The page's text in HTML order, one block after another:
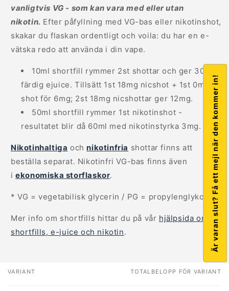
vanligtvis VG - som kan vara med eller utan
nikotin. Efter påfyllning med VG-bas eller nikotinshot,
skakar du flaskan ordentligt och voila: du har en e-
vätska redo att använda i din vape.
10ml shortfill rymmer 2st shottar och ger 30ml
färdig ejuice. Tillsätt 1st 18mg nicshot + 1st 0mg
shot för 6mg; 2st 18mg nicshottar ger 12mg.
50ml shortfill rymmer 1st nikotinshot -
resultatet blir då 60ml med nikotinstyrka 3mg.
Nikotinhaltiga och nikotinfria shottar finns att
beställa separat. Nikotinfri VG-bas finns även
iekonomiska storflaskor.
* VG = vegetabilisk glycerin / PG = propylenglykol
Mer info om shortfills hittar du på vår hjälpsida om
shortfills, e-juice och nikotin.
Din
VARIANT TOTALBELOPP FÖR VARIANT
Är varan slut? Få ett mejl när den kommer in!